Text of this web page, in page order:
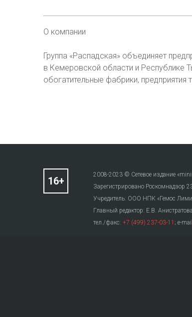
О компании
Группа «Распадская» объединяет
в Кемеровской области и Республике
обогатительные фабрики, предприятия
2008-2023 © Сетевое издание
Зарегистрировано
Учредитель: ООО НПК «Гемос
Главный редактор: Е.В.
тел./факс: +7 (499) 237-03-11 ; e-